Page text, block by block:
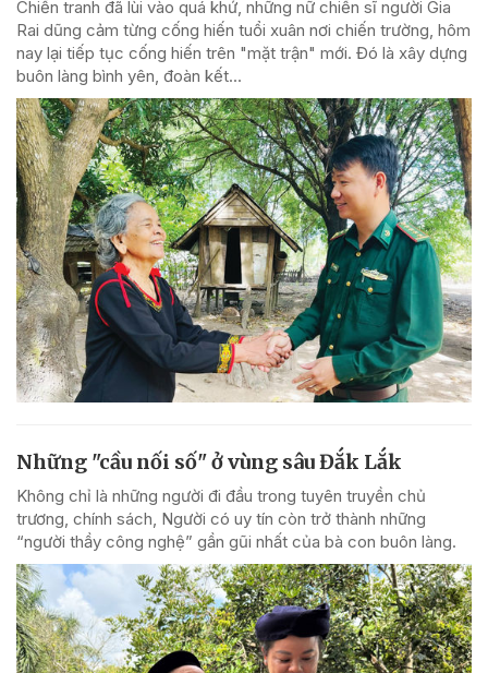
Chiến tranh đã lùi vào quá khứ, những nữ chiến sĩ người Gia
Rai dũng cảm từng cống hiến tuổi xuân nơi chiến trường, hôm
nay lại tiếp tục cống hiến trên "mặt trận" mới. Đó là xây dựng
buôn làng bình yên, đoàn kết...
Những "cầu nối số" ở vùng sâu Đắk Lắk
Không chỉ là những người đi đầu trong tuyên truyền chủ
trương, chính sách, Người có uy tín còn trở thành những
“người thầy công nghệ” gần gũi nhất của bà con buôn làng.